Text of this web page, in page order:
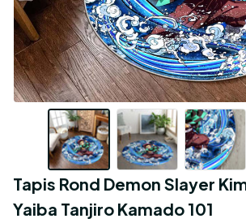
Tapis Rond Demon Slayer
Yaiba Tanjiro Kamado 101